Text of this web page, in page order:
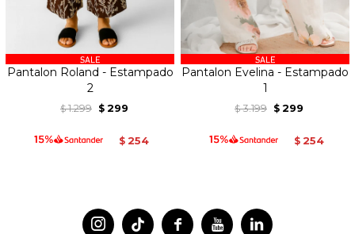
Pantalon Roland - Estampado
2
$ 1.299 $ 299
$ 254
Pantalon Evelina - Estampado
1
$ 3.199 $ 299
$ 254
 
 